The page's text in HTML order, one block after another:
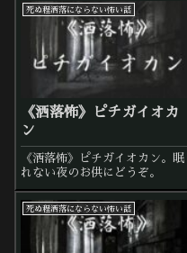
死ぬ程洒落にならない怖い話
《洒落怖》ピチガイオカ
ン
《洒落怖》ピチガイオカン。眠
れない夜のお供にどうぞ。
死ぬ程洒落にならない怖い話